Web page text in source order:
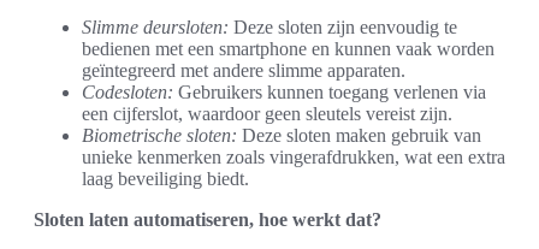
Slimme deursloten: Deze sloten zijn eenvoudig te
bedienen met een smartphone en kunnen vaak worden
geïntegreerd met andere slimme apparaten.
Codesloten: Gebruikers kunnen toegang verlenen via
een cijferslot, waardoor geen sleutels vereist zijn.
Biometrische sloten: Deze sloten maken gebruik van
unieke kenmerken zoals vingerafdrukken, wat een extra
laag beveiliging biedt.
Sloten laten automatiseren, hoe werkt dat?